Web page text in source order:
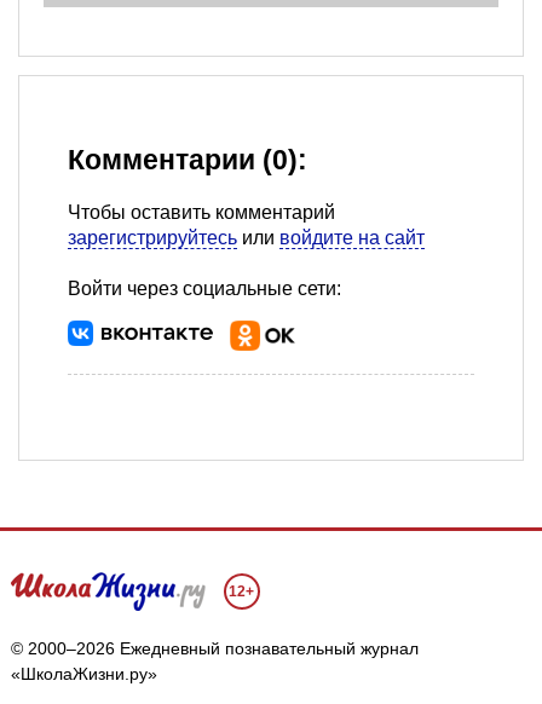
Комментарии (0):
Чтобы оставить комментарий
зарегистрируйтесь или войдите на сайт
Войти через социальные сети:
12+
© 2000–2026 Ежедневный познавательный журнал
«ШколаЖизни.ру»